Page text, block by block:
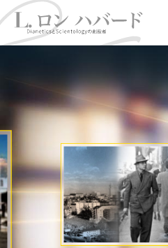
作
家
大
学
険
家
東
少
代